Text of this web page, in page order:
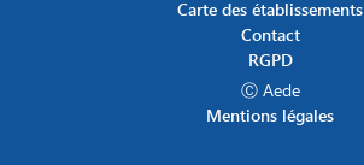
Carte des établissements
Contact
RGPD
Ⓒ Aede
Mentions légales